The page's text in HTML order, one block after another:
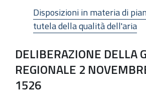
Disposizioni in materia di
tutela della qualità dell'aria
DELIBERAZIONE DELLA
REGIONALE 2
1526